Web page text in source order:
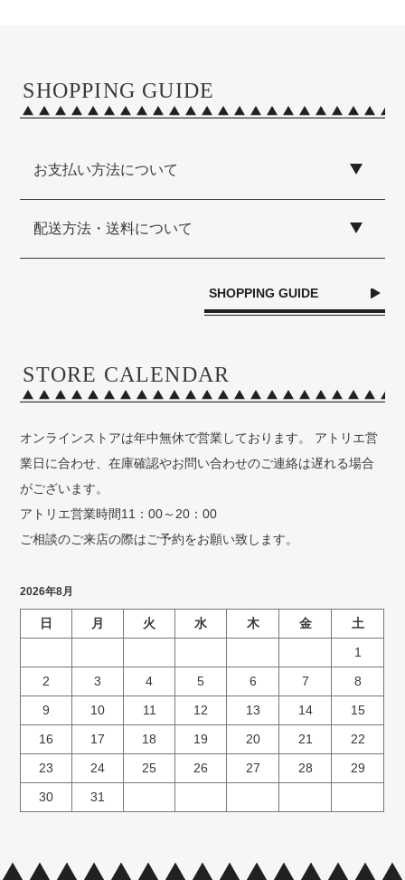
SHOPPING GUIDE
お支払い方法について
配送方法・送料について
SHOPPING GUIDE
STORE CALENDAR
オンラインストアは年中無休で営業しております。 アトリエ営
業日に合わせ、在庫確認やお問い合わせのご連絡は遅れる場合
がございます。
アトリエ営業時間11：00～20：00
ご相談のご来店の際はご予約をお願い致します。
2026年8月
日 月 火 水 木 金
土
1
2
3 4 5 6 7
8
9
10 11 12 13 14
15
16
17 18 19 20 21
22
23
24 25 26 27 28
29
30
31